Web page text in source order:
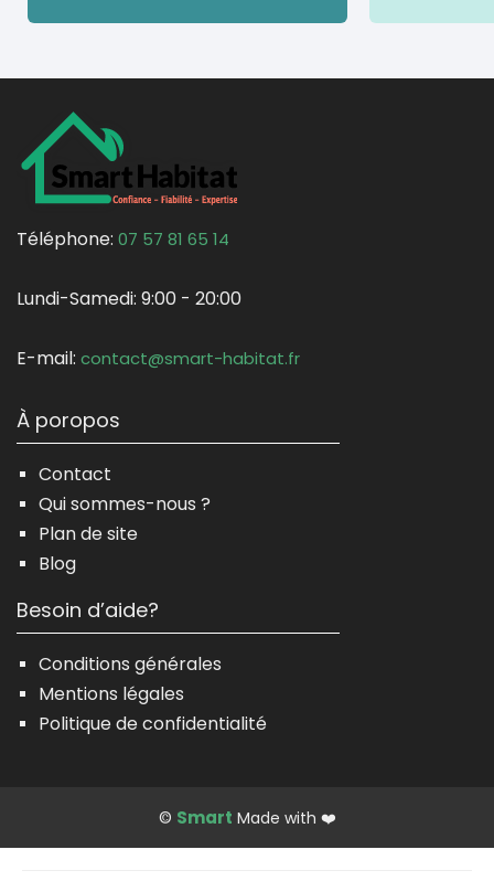
Téléphone: 07 57 81 65 14
Lundi-Samedi: 9:00 - 20:00
E-mail: contact@smart-habitat.fr
À poropos
Contact
Qui sommes-nous ?
Plan de site
Blog
Besoin d’aide?
Conditions générales
Mentions légales
Politique de confidentialité
© Smart Made with ❤️